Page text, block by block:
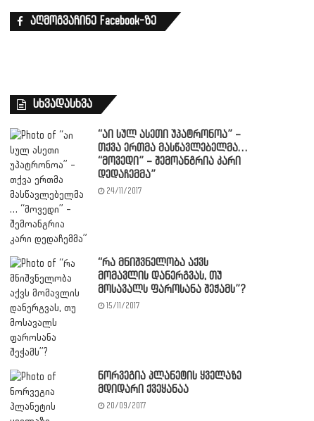
აღმოგვაჩინე Facebook-ზე
სხვადასხვა
“აი სულ ასეთი უპატრონოა” –
თქვა ერთმა მასწავლებელმა…
“მოვედი” – შემოანგრია კარი
დედაჩემმა”
24/11/2017
“რა მნიშვნელობა აქვს
მომავლის დანერგვას, თუ
მოსავალს ფაროსანა შეჭამს”?
15/11/2017
ნორვეგია პლანეტის ყველაზე
მდიდარი ქვეყანაა
20/09/2017